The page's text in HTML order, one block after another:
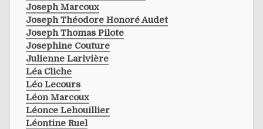
Joseph Marcoux
Joseph Théodore Honoré Audet
Joseph Thomas Pilote
Josephine Couture
Julienne Larivière
Léa Cliche
Léo Lecours
Léon Marcoux
Léonce Lehouillier
Léontine Ruel